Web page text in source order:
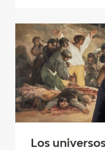
EDICIONES
PUBLICACIONES
TIENDA
Los